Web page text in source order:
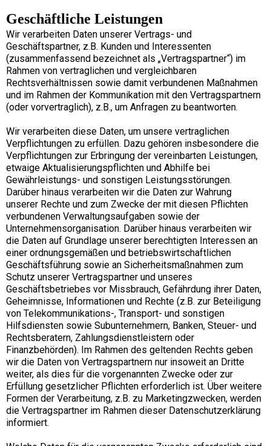
Geschäftliche Leistungen
Wir verarbeiten Daten unserer Vertrags- und
Geschäftspartner, z.B. Kunden und Interessenten
(zusammenfassend bezeichnet als „Vertragspartner“) im
Rahmen von vertraglichen und vergleichbaren
Rechtsverhältnissen sowie damit verbundenen Maßnahmen
und im Rahmen der Kommunikation mit den Vertragspartnern
(oder vorvertraglich), z.B., um Anfragen zu beantworten.
Wir verarbeiten diese Daten, um unsere vertraglichen
Verpflichtungen zu erfüllen. Dazu gehören insbesondere die
Verpflichtungen zur Erbringung der vereinbarten Leistungen,
etwaige Aktualisierungspflichten und Abhilfe bei
Gewährleistungs- und sonstigen Leistungsstörungen.
Darüber hinaus verarbeiten wir die Daten zur Wahrung
unserer Rechte und zum Zwecke der mit diesen Pflichten
verbundenen Verwaltungsaufgaben sowie der
Unternehmensorganisation. Darüber hinaus verarbeiten wir
die Daten auf Grundlage unserer berechtigten Interessen an
einer ordnungsgemäßen und betriebswirtschaftlichen
Geschäftsführung sowie an Sicherheitsmaßnahmen zum
Schutz unserer Vertragspartner und unseres
Geschäftsbetriebes vor Missbrauch, Gefährdung ihrer Daten,
Geheimnisse, Informationen und Rechte (z.B. zur Beteiligung
von Telekommunikations-, Transport- und sonstigen
Hilfsdiensten sowie Subunternehmern, Banken, Steuer- und
Rechtsberatern, Zahlungsdienstleistern oder
Finanzbehörden). Im Rahmen des geltenden Rechts geben
wir die Daten von Vertragspartnern nur insoweit an Dritte
weiter, als dies für die vorgenannten Zwecke oder zur
Erfüllung gesetzlicher Pflichten erforderlich ist. Über weitere
Formen der Verarbeitung, z.B. zu Marketingzwecken, werden
die Vertragspartner im Rahmen dieser Datenschutzerklärung
informiert.